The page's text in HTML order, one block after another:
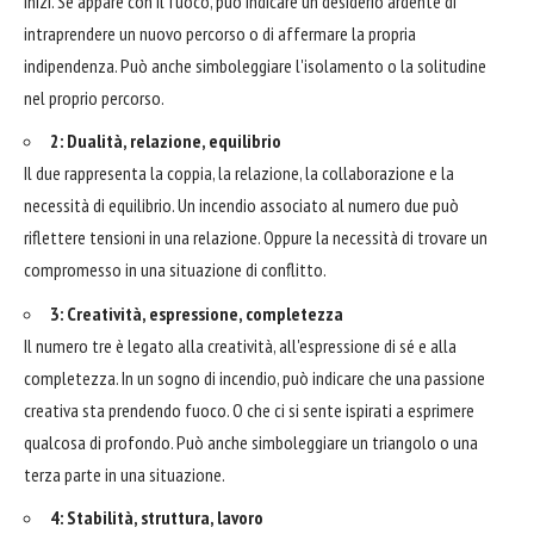
intraprendere un nuovo percorso o di affermare la propria
indipendenza. Può anche simboleggiare l'isolamento o la solitudine
nel proprio percorso.
2: Dualità, relazione, equilibrio
Il due rappresenta la coppia, la relazione, la collaborazione e la
necessità di equilibrio. Un incendio associato al numero due può
riflettere tensioni in una relazione. Oppure la necessità di trovare un
compromesso in una situazione di conflitto.
3: Creatività, espressione, completezza
Il numero tre è legato alla creatività, all'espressione di sé e alla
completezza. In un sogno di incendio, può indicare che una passione
creativa sta prendendo fuoco. O che ci si sente ispirati a esprimere
qualcosa di profondo. Può anche simboleggiare un triangolo o una
terza parte in una situazione.
4: Stabilità, struttura, lavoro